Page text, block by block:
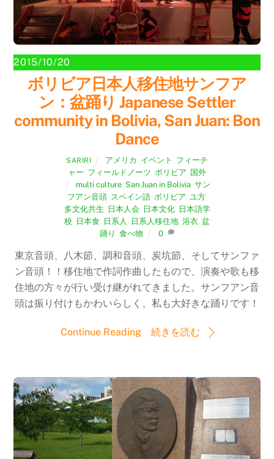
2015/10/20
ボリビア日本人移住地サンフア
ン：盆踊り Japanese Settler
community in Bolivia, San Juan: Bon
Dance
SARIRI アメリカ イベント
フィーチ
ャー フィールドノーツ ボリビア 国外
multi culture, San Juan in Bolivia, サン
フアン音頭, スペイン語, ボリビア ユ方,
多文化共生
日本人会 日本文化, 日本語学
校
日本食 日系人 日系人移住地 浴衣 盆
踊り 食べ物 0
東京音頭、八木節、調和音頭、炭坑節、そしてサンファ
ン音頭！！移住地で作詞作曲したもので、演奏や歌も移
住地の方々が行い受け継がれてきました。サンフアン音
頭は振り付けもかわいらしく、私も大好きな踊りです！
Continue Reading 続きを読む